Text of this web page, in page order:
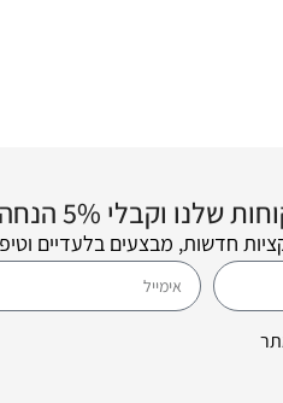
לרכישה הראשונה שלך! 💌
חדשות, מבצעים בלעדיים